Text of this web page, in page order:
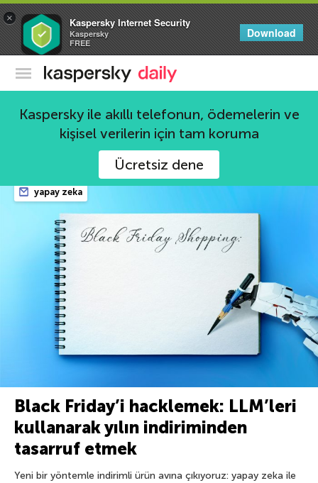
× Kaspersky Internet Security
Kaspersky
FREE
Download
Kaspersky Resmi Blogu
Kaspersky ile akıllı telefonun, ödemelerin ve
kişisel verilerin için tam koruma
Ücretsiz dene
yapay zeka
Black Friday’i hacklemek: LLM’leri
kullanarak yılın indiriminden
tasarruf etmek
Yeni bir yöntemle indirimli ürün avına çıkıyoruz: yapay zeka ile